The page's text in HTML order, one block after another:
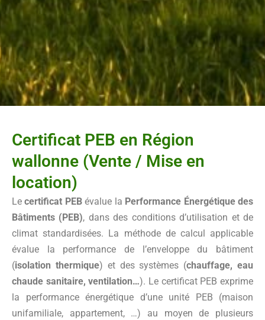
Certificat PEB en Région
wallonne (Vente / Mise en
location)
Lecertificat PEBévalue la Performance Énergétique des
Bâtiments (PEB), dans des conditions d’utilisation et de
climat standardisées. La méthode de calcul applicable
évalue la performance de l’enveloppe du bâtiment
(isolation thermique) et des systèmes (chauffage, eau
chaude sanitaire, ventilation…). Le certificat PEB exprime
la performance énergétique d’une unité PEB (maison
unifamiliale, appartement, …) au moyen de plusieurs